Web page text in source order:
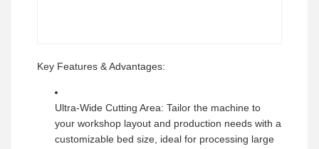
Key Features & Advantages:
Ultra-Wide Cutting Area: Tailor the machine to
your workshop layout and production needs with a
customizable bed size, ideal for processing large